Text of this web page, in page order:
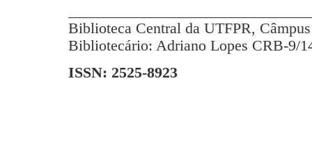
Biblioteca Central da UTFPR,
Bibliotecário: Adriano Lopes CRB-9/
ISSN: 2525-8923